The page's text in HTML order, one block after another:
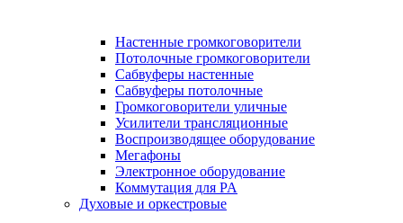
Настенные громкоговорители
Потолочные громкоговорители
Сабвуферы настенные
Сабвуферы потолочные
Громкоговорители уличные
Усилители трансляционные
Воспроизводящее оборудование
Мегафоны
Электронное оборудование
Коммутация для PA
Духовые и оркестровые